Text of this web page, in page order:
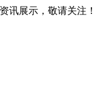
讯展示，敬请关注！